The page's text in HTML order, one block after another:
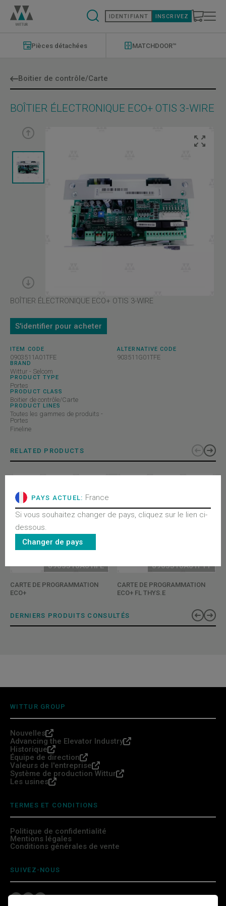
Aller
contenu
principal
IDENTIFIANT INSCRIVEZ
Pièces détachées MATCHDOOR™
Boitier de contrôle/Carte
BOÎTIER ÉLECTRONIQUE ECO+ OTIS 3-WIRE
BOÎTIER ÉLECTRONIQUE ECO+ OTIS 3-WIRE
S'identifier pour acheter
ITEM CODE
0903511A01TFE
BRAND
Wittur - Selcom
PRODUCT TYPE
Portes
PRODUCT CLASS
Boitier de contrôle/Carte
PRODUCT LINES
Toutes les gammes de produits -
Portes
Fineline
ALTERNATIVE CODE
903511G01TFE
RELATED PRODUCTS
0903510A01IFE
CARTE DE PROGRAMMATION
ECO+
0903510A01FTY
CARTE DE PROGRAMMATION
ECO+ FL THYS.E
DERNIERS PRODUITS CONSULTÉS
WITTUR GROUP
Nouvelles
Advancing the Elevator Industry
Historique
Équipe de direction
Valeurs de l'entreprise
Système de production Wittur
Les usines
TERMES ET CONDITIONS
Politique de confidentialité
Mentions légales
Conditions générales de vente
SUIVEZ-NOUS
PAYS ACTUEL: France
Si vous souhaitez changer de pays, cliquez sur le lien ci-
dessous.
Changer de pays